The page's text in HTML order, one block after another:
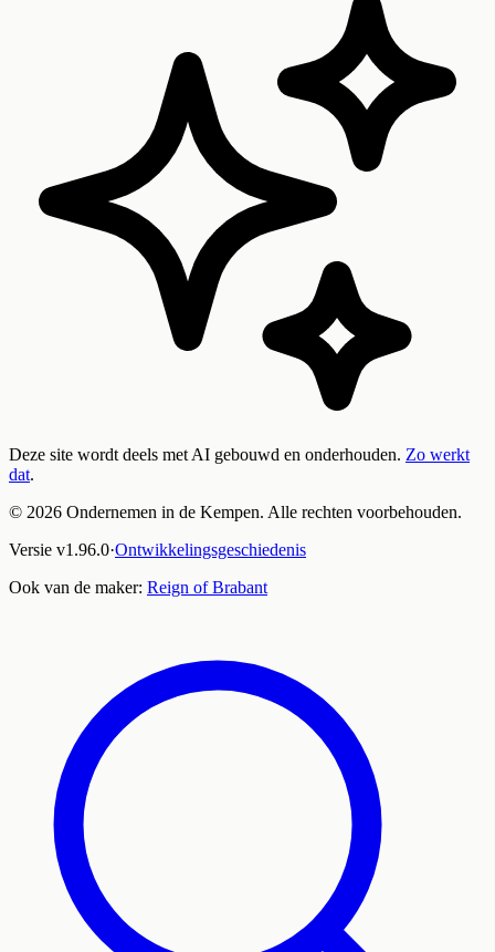
Deze site wordt deels met AI gebouwd en onderhouden. Zo werkt
dat.
© 2026 Ondernemen in de Kempen. Alle rechten voorbehouden.
Versie v1.96.0·Ontwikkelingsgeschiedenis
Ook van de maker: Reign of Brabant